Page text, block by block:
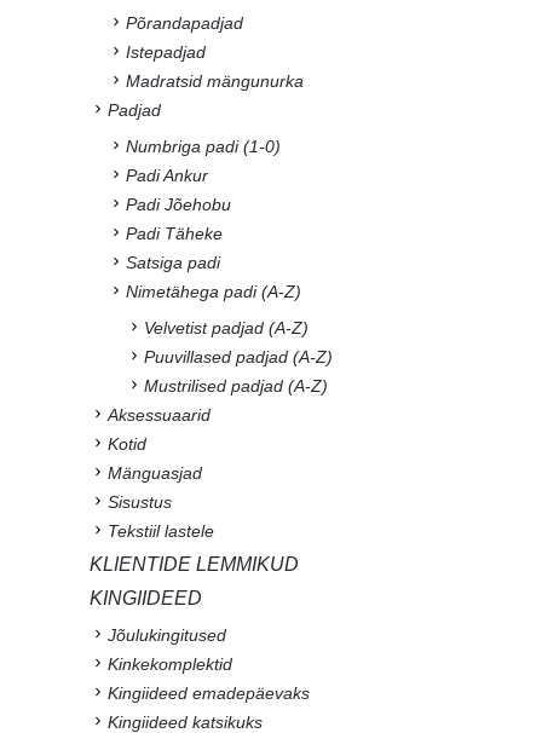
Põrandapadjad
Istepadjad
Madratsid mängunurka
Padjad
Numbriga padi (1-0)
Padi Ankur
Padi Jõehobu
Padi Täheke
Satsiga padi
Nimetähega padi (A-Z)
Velvetist padjad (A-Z)
Puuvillased padjad (A-Z)
Mustrilised padjad (A-Z)
Aksessuaarid
Kotid
Mänguasjad
Sisustus
Tekstiil lastele
KLIENTIDE LEMMIKUD
KINGIIDEED
Jõulukingitused
Kinkekomplektid
Kingiideed emadepäevaks
Kingiideed katsikuks